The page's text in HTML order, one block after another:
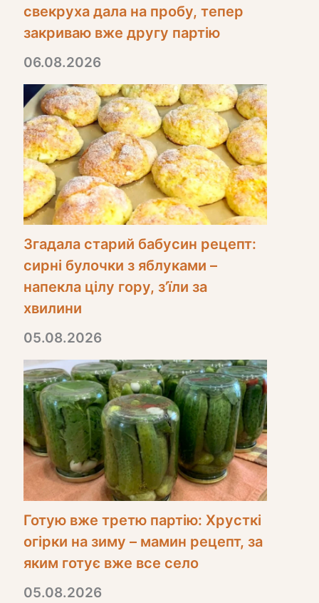
свекруха дала на пробу, тепер
закриваю вже другу партію
06.08.2026
Згадала старий бабусин рецепт:
сирні булочки з яблуками –
напекла цілу гору, з’їли за
хвилини
05.08.2026
Готую вже третю партію: Хрусткі
огірки на зиму – мамин рецепт, за
яким готує вже все село
05.08.2026